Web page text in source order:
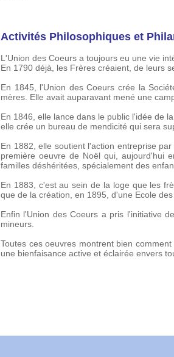
Activités Philosophiques et
L'Union des Coeurs a toujours eu une vie
En 1790 déjà, les Frères créaient, de leurs
En 1845, l'Union des Coeurs crée la
mères. Elle avait auparavant mené une
En 1846, elle lance dans le public l'idée de
elle crée un bureau de mendicité qui sera
En 1882, elle soutient l'action entreprise
première oeuvre de Noël qui, aujourd'hui
familles déshéritées, spécialement des
En 1883, c'est au sein de la loge que les
que de la création, en 1895, d'une Ecole des
Enfin l'Union des Coeurs a pris l'initiative
mineurs.
Toutes ces oeuvres montrent bien
une bienfaisance active et éclairée envers